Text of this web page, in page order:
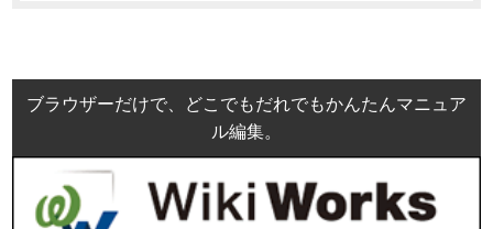
ブラウザーだけで、どこでもだれでもかんたんマニュア
ル編集。